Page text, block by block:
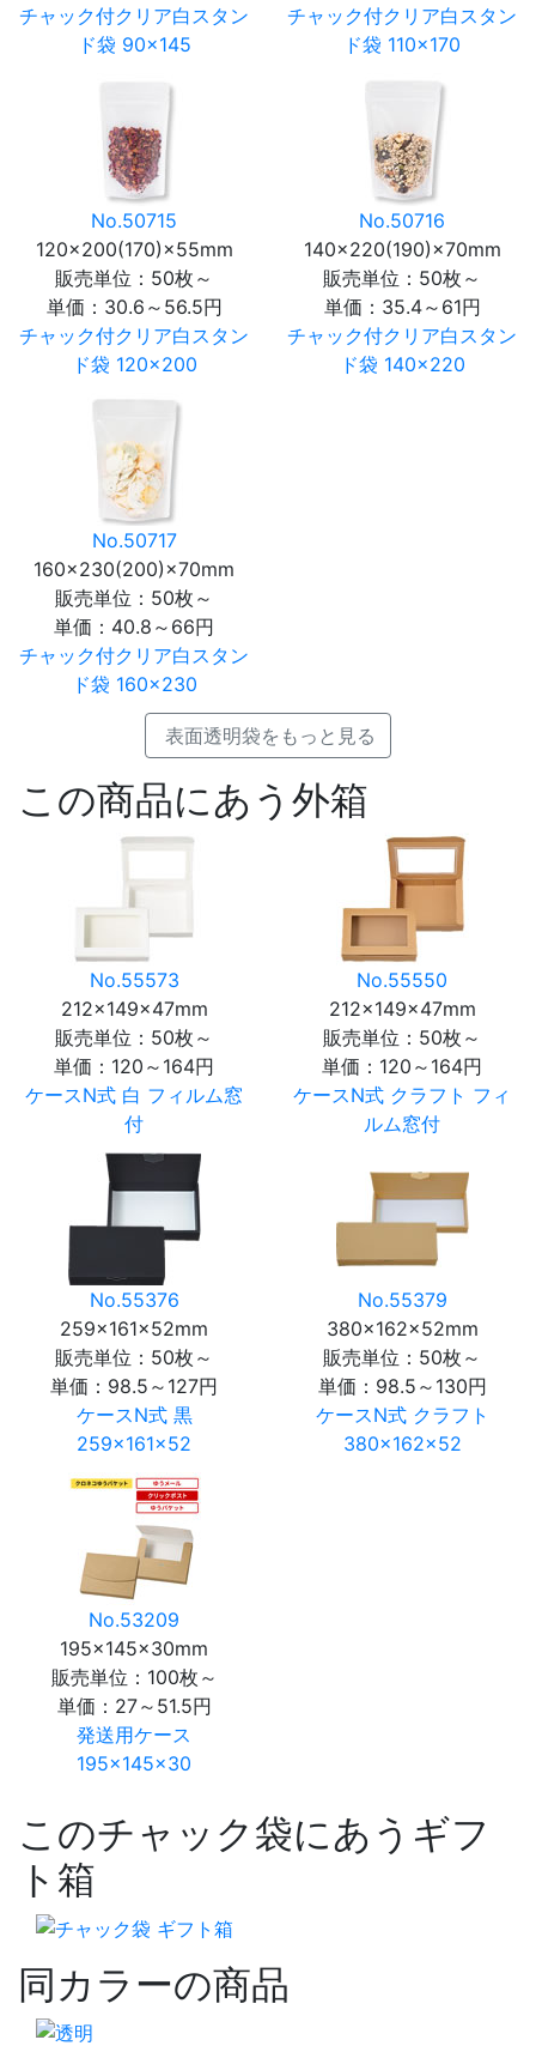
チャック付クリア白スタン
ド袋 90×145
チャック付クリア白スタン
ド袋 110×170
No.50715
120×200(170)×55mm
販売単位：50枚～
単価： 30.6～56.5円
チャック付クリア白スタン
ド袋 120×200
No.50716
140×220(190)×70mm
販売単位：50枚～
単価： 35.4～61円
チャック付クリア白スタン
ド袋 140×220
No.50717
160×230(200)×70mm
販売単位：50枚～
単価： 40.8～66円
チャック付クリア白スタン
ド袋 160×230
表面透明袋をもっと見る
この商品にあう外箱
No.55573
212×149×47mm
販売単位：50枚～
単価： 120～164円
ケースN式 白 フィルム窓
付
No.55550
212×149×47mm
販売単位：50枚～
単価： 120～164円
ケースN式 クラフト フィ
ルム窓付
No.55376
259×161×52mm
販売単位：50枚～
単価： 98.5～127円
ケースN式 黒
259×161×52
No.55379
380×162×52mm
販売単位：50枚～
単価： 98.5～130円
ケースN式 クラフト
380×162×52
No.53209
195×145×30mm
販売単位：100枚～
単価： 27～51.5円
発送用ケース
195×145×30
このチャック袋にあうギフ
ト箱
同カラーの商品